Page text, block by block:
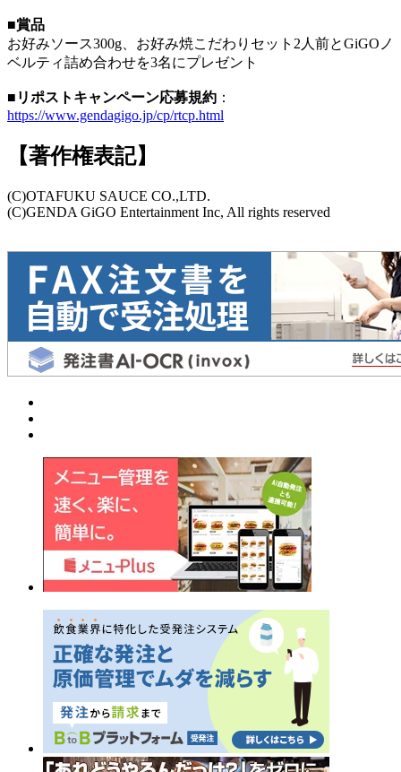
■賞品
お好みソース300g、お好み焼こだわりセット2人前とGiGOノ
ベルティ詰め合わせを3名にプレゼント
■リポストキャンペーン応募規約 ：
https://www.gendagigo.jp/cp/rtcp.html
【著作権表記】
(C)OTAFUKU SAUCE CO.,LTD.
(C)GENDA GiGO Entertainment Inc, All rights reserved